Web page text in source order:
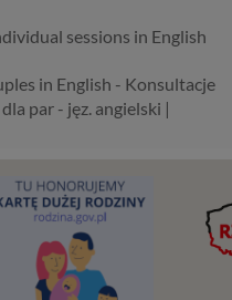
sessions in English
in English - Konsultacje
par - jęz. angielski |
jesteś